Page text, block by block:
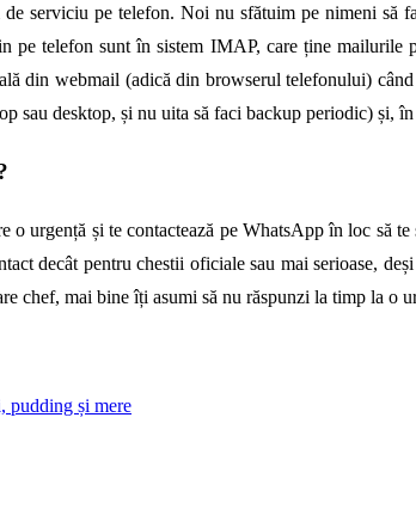
serviciu pe telefon. Noi nu sfătuim pe nimeni să
pe telefon sunt în sistem IMAP, care ține mailurile
din webmail (adică din browserul telefonului)
sau desktop, și nu uita să faci backup periodic) și,
o urgență și te contactează pe WhatsApp în loc să
decât pentru chestii oficiale sau mai serioase,
chef, mai bine îți asumi să nu răspunzi la timp la o
pudding și mere